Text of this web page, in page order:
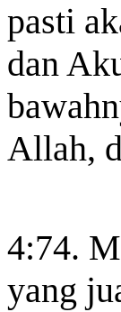
pasti
dan
Allah,
4:74.
yang